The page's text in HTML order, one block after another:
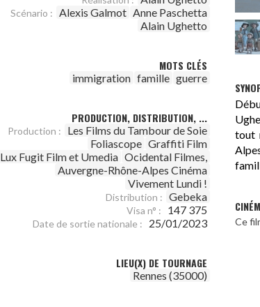
Scénario : Alexis Galmot Anne Paschetta
Alain Ughetto
MOTS CLÉS
immigration famille guerre
PRODUCTION, DISTRIBUTION, ...
Production :
Les Films du Tambour de Soie
Foliascope Graffiti Film
Lux Fugit Film et Umedia Ocidental Filmes,
Auvergne-Rhône-Alpes Cinéma
Vivement Lundi !
Distribution : Gebeka
Visa n° : 147 375
Date de sortie nationale : 25/01/2023
LIEU(X) DE TOURNAGE
Rennes (35000)
tout
Ce